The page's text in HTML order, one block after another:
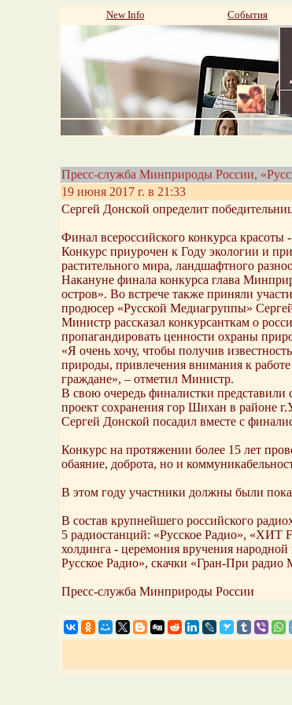
New Info События
Пресс-служба Минприроды России,
19 июня 2017 г. в 21:33
Сергей Донской определит
Финал всероссийского конкурса
Конкурс приурочен к Году экологии и
растительного мира, ландшафтного
Накануне финала конкурса глава
остров». Во встрече также приняли
продюсер «Русской Медиагруппы»
Министр рассказал конкурсанткам о
пропагандировать ценности охраны
«Я очень хочу, чтобы получив
природы, привлечения внимания к
граждане», – отметил Министр.
В свою очередь финалистки
проект сохранения гор Шихан в районе
Сергей Донской посадил вместе с
Конкурс на протяжении более 15 лет
обаяние, доброта, но и
В этом году участники должны были
В состав крупнейшего российского
5 радиостанций: «Русское Радио»,
холдинга - церемония вручения
Русское Радио», скачки «Гран-При радио
Пресс-служба Минприроды России